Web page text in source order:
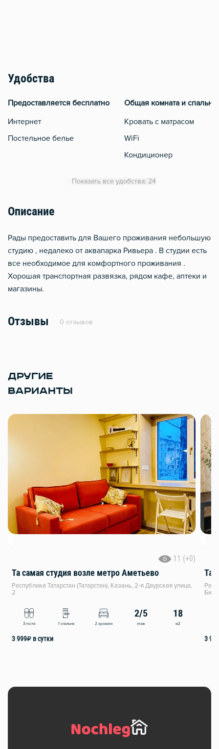
Удобства
Предоставляется бесплатно
Интернет
Постельное белье
Общая комната и спальня
Кровать с матрасом
WiFi
Кондиционер
Показать все удобства: 24
Описание
Рады предоставить для Вашего проживания небольшую
студию , недалеко от аквапарка Ривьера . В студии есть
все необходимое для комфортного проживания .
Хорошая транспортная развязка, рядом кафе, аптеки и
магазины.
Отзывы 0 отзывов
ДРУГИЕ
ВАРИАНТЫ
11 (+0)
Та самая студия возле метро Аметьево
Республика Татарстан (Татарстан), Казань, 2-я Даурская улица,
2
3 гостя 1 спальня 2 кровати
2/5
этаж
18
м2
3 999₽ в сутки
Та
3 999